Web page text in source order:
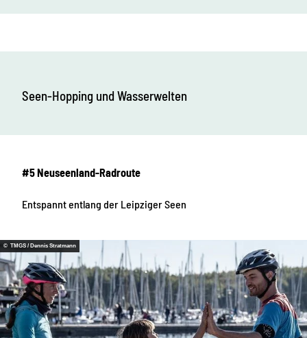
Seen-Hopping und Wasserwelten
#5 Neuseenland-Radroute
Entspannt entlang der Leipziger Seen
© TMGS / Dennis Stratmann